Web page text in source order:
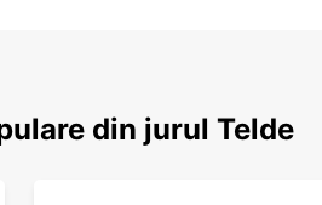
din jurul Telde